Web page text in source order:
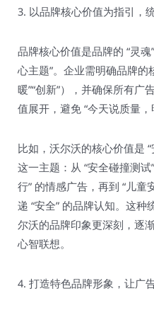
3. 以品牌核心价值为指引，
品牌核心价值是品牌的 “灵
心主题”。企业需明确品牌的
暖”“创新”），并确保所有广
值展开，避免 “今天说质量，
比如，沃尔沃的核心价值是
这一主题：从 “安全碰撞测
行” 的情感广告，再到 “儿童
递 “安全” 的品牌认知。这
尔沃的品牌印象更深刻，逐
心智联想。​
4. 打造特色品牌形象，让广